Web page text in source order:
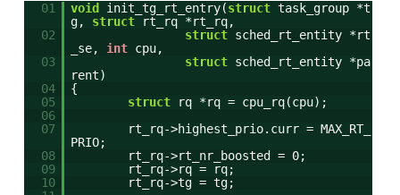
01 void init_tg_rt_entry(struct task_group *t
g, struct
rt_rq *rt_rq,
02
struct sched_rt_entity *rt
_se, int cpu,
03
struct sched_rt_entity *pa
rent)
04
{
05
struct
rq *rq = cpu_rq(cpu);
06
07
rt_rq->highest_prio.curr = MAX_RT_
PRIO;
08
rt_rq->rt_nr_boosted = 0;
09
rt_rq->rq = rq;
10
rt_rq->tg = tg;